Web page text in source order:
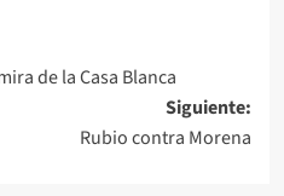
de la Casa Blanca
Siguiente:
Rubio contra Morena